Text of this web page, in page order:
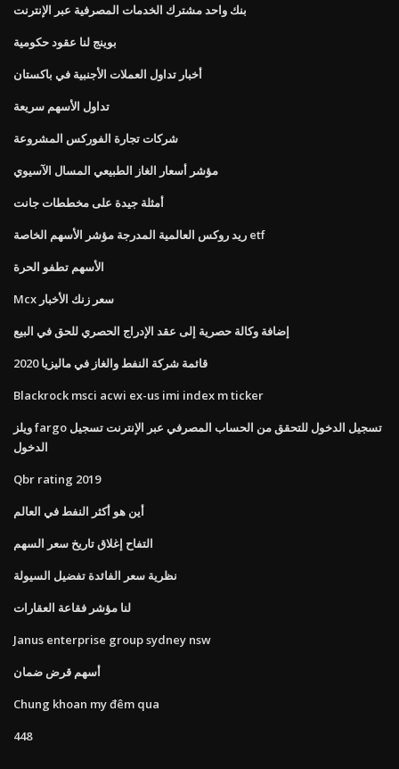
بنك واحد مشترك الخدمات المصرفية عبر الإنترنت
بوينج لنا عقود حكومية
أخبار تداول العملات الأجنبية في باكستان
تداول الأسهم سريعة
شركات تجارة الفوركس المشروعة
مؤشر أسعار الغاز الطبيعي المسال الآسيوي
أمثلة جيدة على مخططات جانت
ريد روكس العالمية المدرجة مؤشر الأسهم الخاصة etf
الأسهم تطفو الحرة
Mcx سعر زنك الأخبار
إضافة وكالة حصرية إلى عقد الإدراج الحصري للحق في البيع
قائمة شركة النفط والغاز في ماليزيا 2020
Blackrock msci acwi ex-us imi index m ticker
ويلز fargo تسجيل الدخول للتحقق من الحساب المصرفي عبر الإنترنت تسجيل
الدخول
Qbr rating 2019
أين هو أكثر النفط في العالم
التفاح إغلاق تاريخ سعر السهم
نظرية سعر الفائدة تفضيل السيولة
لنا مؤشر فقاعة العقارات
Janus enterprise group sydney nsw
أسهم قرض ضمان
Chung khoan my đêm qua
448